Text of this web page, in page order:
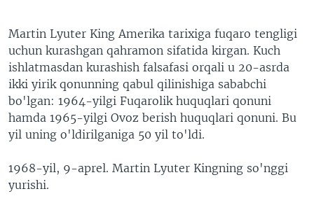
Martin Lyuter King Amerika tarixiga fuqaro tengligi
uchun kurashgan qahramon sifatida kirgan. Kuch
ishlatmasdan kurashish falsafasi orqali u 20-asrda
ikki yirik qonunning qabul qilinishiga sababchi
bo'lgan: 1964-yilgi Fuqarolik huquqlari qonuni
hamda 1965-yilgi Ovoz berish huquqlari qonuni. Bu
yil uning o'ldirilganiga 50 yil to'ldi.
1968-yil, 9-aprel. Martin Lyuter Kingning so'nggi
yurishi.